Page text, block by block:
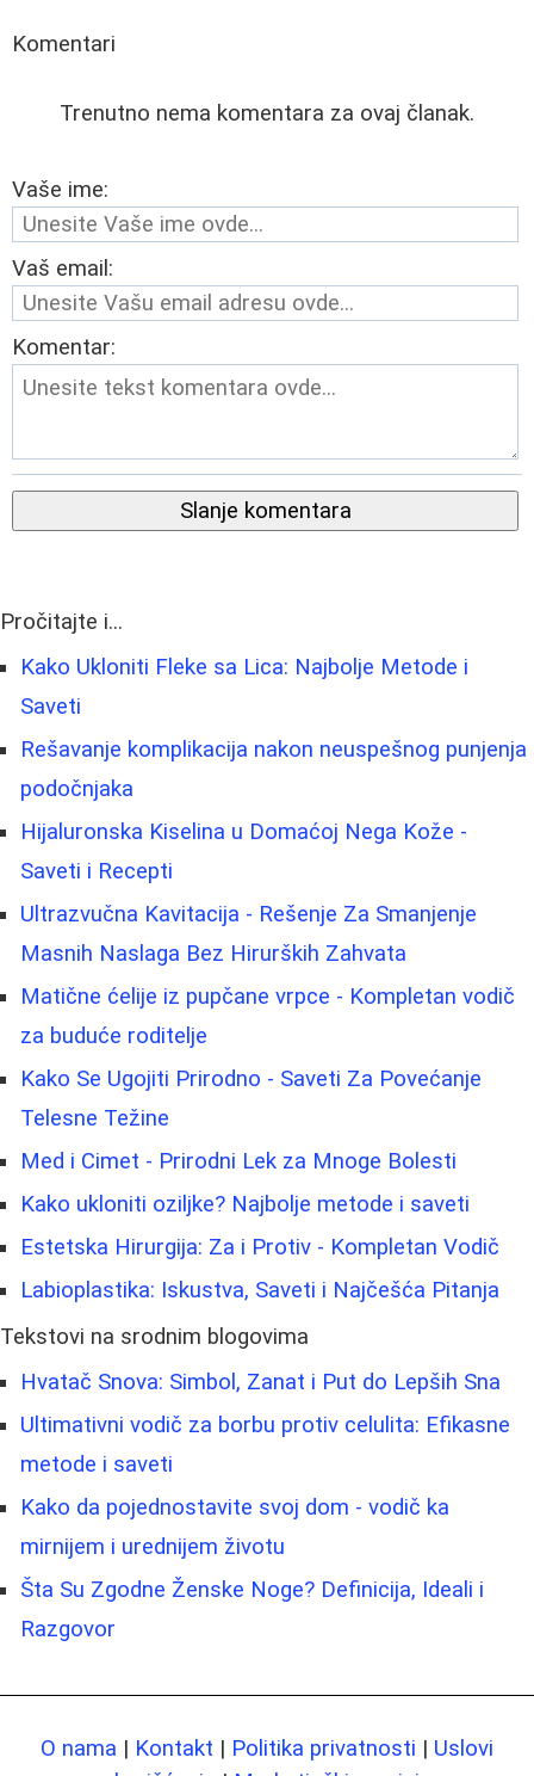
Komentari
Trenutno nema komentara za ovaj članak.
Vaše ime:
Vaš email:
Komentar:
Slanje komentara
Pročitajte i...
Kako Ukloniti Fleke sa Lica: Najbolje Metode i
Saveti
Rešavanje komplikacija nakon neuspešnog punjenja
podočnjaka
Hijaluronska Kiselina u Domaćoj Nega Kože -
Saveti i Recepti
Ultrazvučna Kavitacija - Rešenje Za Smanjenje
Masnih Naslaga Bez Hirurških Zahvata
Matične ćelije iz pupčane vrpce - Kompletan vodič
za buduće roditelje
Kako Se Ugojiti Prirodno - Saveti Za Povećanje
Telesne Težine
Med i Cimet - Prirodni Lek za Mnoge Bolesti
Kako ukloniti oziljke? Najbolje metode i saveti
Estetska Hirurgija: Za i Protiv - Kompletan Vodič
Labioplastika: Iskustva, Saveti i Najčešća Pitanja
Tekstovi na srodnim blogovima
Hvatač Snova: Simbol, Zanat i Put do Lepših Sna
Ultimativni vodič za borbu protiv celulita: Efikasne
metode i saveti
Kako da pojednostavite svoj dom - vodič ka
mirnijem i urednijem životu
Šta Su Zgodne Ženske Noge? Definicija, Ideali i
Razgovor
O nama | Kontakt | Politika privatnosti | Uslovi